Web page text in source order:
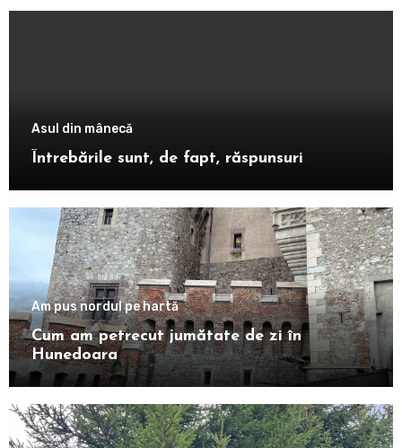
Asul din mânecă
Întrebările sunt, de fapt, răspunsuri
Am pus nordul pe hartă
Cum am petrecut jumătate de zi în
Hunedoara